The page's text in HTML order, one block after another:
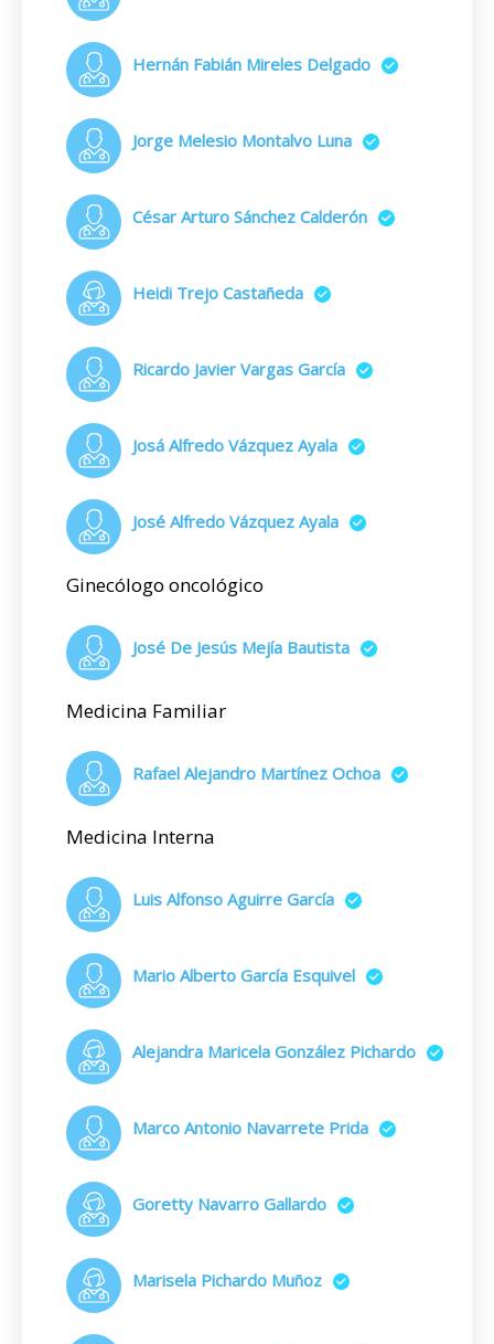
Hernán Fabián Mireles Delgado
Jorge Melesio Montalvo Luna
César Arturo Sánchez Calderón
Heidi Trejo Castañeda
Ricardo Javier Vargas García
Josá Alfredo Vázquez Ayala
José Alfredo Vázquez Ayala
Ginecólogo oncológico
José De Jesús Mejía Bautista
Medicina Familiar
Rafael Alejandro Martínez Ochoa
Medicina Interna
Luis Alfonso Aguirre García
Mario Alberto García Esquivel
Alejandra Maricela González Pichardo
Marco Antonio Navarrete Prida
Goretty Navarro Gallardo
Marisela Pichardo Muñoz